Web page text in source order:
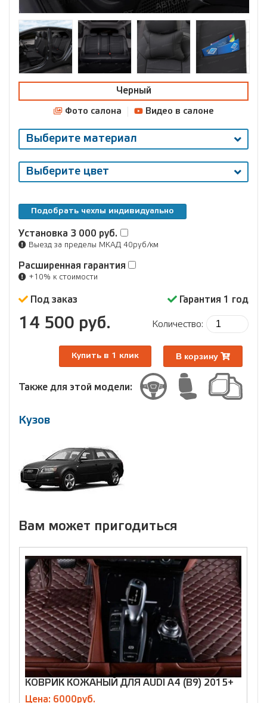
Черный
Фото салона Видео в салоне
Выберите материал
Выберите цвет
Подобрать чехлы индивидуально
Установка 3 000 руб.
Выезд за пределы МКАД 40руб/км
Расширенная гарантия
+10% к стоимости
Кузов
Под заказ Гарантия 1 год
14 500 руб. Количество:
Купить в 1 клик В корзину
Также для этой модели:
Вам может пригодиться
КОВРИК КОЖАНЫЙ ДЛЯ AUDI A4 (B9) 2015+
Цена: 6000руб.